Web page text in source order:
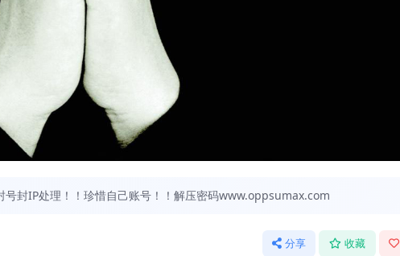
封IP处理！！珍惜自己账号！！解压密码www.oppsumax.com
分享 收藏